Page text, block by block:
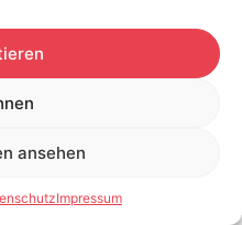
ansehen
Impressum